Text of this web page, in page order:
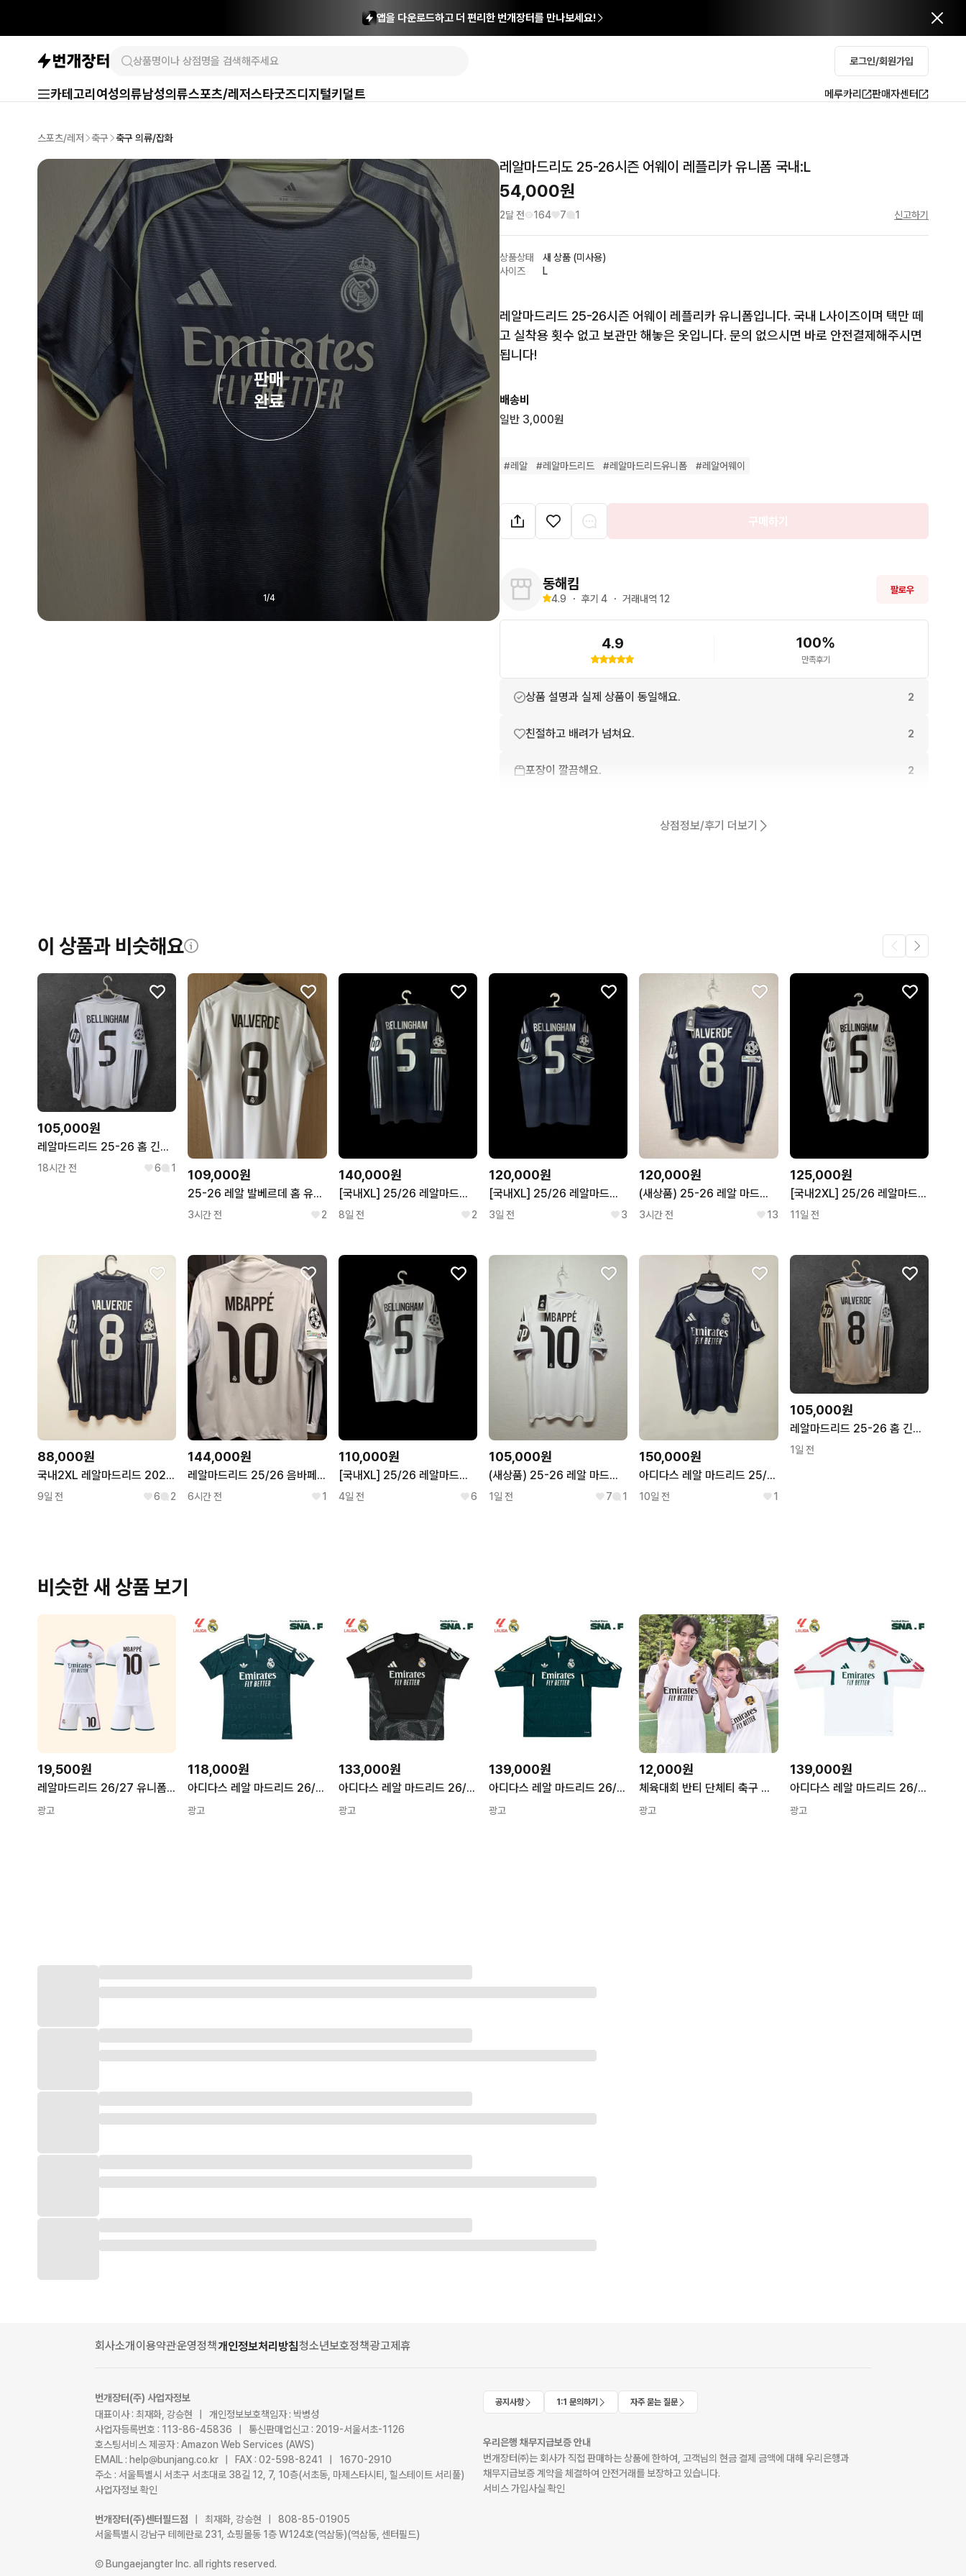
앱을 다운로드하고 더 편리한 번개장터를 만나보세요!
로그인/회원가입
카테고리 여성의류남성의류스포츠/레저스타굿즈디지털키덜트 메루카리 판매자센터
스포츠/레저 축구 축구 의류/잡화
판매
완료
1/4
레알마드리도 25-26시즌 어웨이 레플리카 유니폼 국내:L
54,000원
2달 전 164 7 1 신고하기
상품상태
새 상품 (미사용)
사이즈
L
레알마드리드 25-26시즌 어웨이 레플리카 유니폼입니다. 국내 L사이즈이며 택만 떼
고 실착용 횟수 없고 보관만 해놓은 옷입니다. 문의 없으시면 바로 안전결제해주시면
됩니다!
배송비
일반 3,000원
#레알 #레알마드리드 #레알마드리드유니폼 #레알어웨이
구매하기
동해킴
4.9 ・ 후기 4 ・ 거래내역 12
팔로우
4.9 100%
만족후기
상품 설명과 실제 상품이 동일해요. 2
친절하고 배려가 넘쳐요. 2
포장이 깔끔해요. 2
상점정보/후기 더보기
이 상품과 비슷해요
105,000원
레알마드리드 25-26 홈 긴팔 벨링엄 국내 2XL
18시간 전 6 1 109,000원
25-26 레알 발베르데 홈 유니폼 판매합니다.
3시간 전 2
140,000원
[국내XL] 25/26 레알마드리드 어웨이 긴팔 벨링엄 유니폼
8일 전 2
120,000원
[국내XL] 25/26 레알마드리드 어웨이 벨링엄 유니폼
3일 전 3
120,000원
(새상품) 25-26 레알 마드리드 어웨이 긴팔 발베르데 정품 유니폼
3시간 전 13
125,000원
[국내2XL] 25/26 레알마드리드 홈 긴팔 벨링엄 유니폼
11일 전
88,000원
국내2XL 레알마드리드 2025-2026 발베르데 유니폼
9일 전 6 2
144,000원
레알마드리드 25/26 음바페 챔스 어센틱
6시간 전 1
110,000원
[국내XL] 25/26 레알마드리드 홈 벨링엄 유니폼
4일 전 6
105,000원
(새상품) 25-26 레알 마드리드 홈 No.10 음바페 정품 유니폼
1일 전 7 1
150,000원
아디다스 레알 마드리드 25/26 어웨이 저지
10일 전 1
105,000원
레알마드리드 25-26 홈 긴팔 발베르데 국내 2XL
1일 전
비슷한 새 상품 보기
19,500원
레알마드리드 26/27 유니폼 벨링엄 챔스리그패치 반티 축구복 키즈 10번 음바페
광고
118,000원
아디다스 레알 마드리드 26/27 어웨이 유니폼 저지 선수 마킹 패치 JZ7205
광고
133,000원
아디다스 레알 마드리드 26/27 홈 골키퍼 GK 유니폼 저지 선수 마킹 패치 KC3988
광고
139,000원
아디다스 레알 마드리드 26/27 어웨이 긴팔 L/S 유니폼 저지 KC3970
광고
12,000원
체육대회 반티 단체티 축구 유니폼 티셔츠 레알 A756 스포츠 남녀공용
광고
139,000원
아디다스 레알 마드리드 26/27 홈 긴팔 L/S 유니폼 저지 선수 마킹 패치 KC3952
광고
회사소개이용약관운영정책개인정보처리방침청소년보호정책광고제휴
번개장터(주) 사업자정보
대표이사 : 최재화, 강승현 | 개인정보보호책임자 : 박병성
사업자등록번호 : 113-86-45836 | 통신판매업신고 : 2019-서울서초-1126
호스팅서비스 제공자 : Amazon Web Services (AWS)
EMAIL : help@bunjang.co.kr | FAX : 02-598-8241 | 1670-2910
주소 : 서울특별시 서초구 서초대로 38길 12, 7, 10층(서초동, 마제스타시티, 힐스테이트 서리풀)
사업자정보 확인
번개장터(주)센터필드점
| 최재화, 강승현 | 808-85-01905
서울특별시 강남구 테헤란로 231, 쇼핑몰동 1층 W124호(역삼동)(역삼동, 센터필드)
Ⓒ Bungaejangter Inc. all rights reserved.
공지사항 1:1 문의하기 자주 묻는 질문
우리은행 채무지급보증 안내
번개장터㈜는 회사가 직접 판매하는 상품에 한하여, 고객님의 현금 결제 금액에 대해 우리은행과
채무지급보증 계약을 체결하여 안전거래를 보장하고 있습니다.
서비스 가입사실 확인